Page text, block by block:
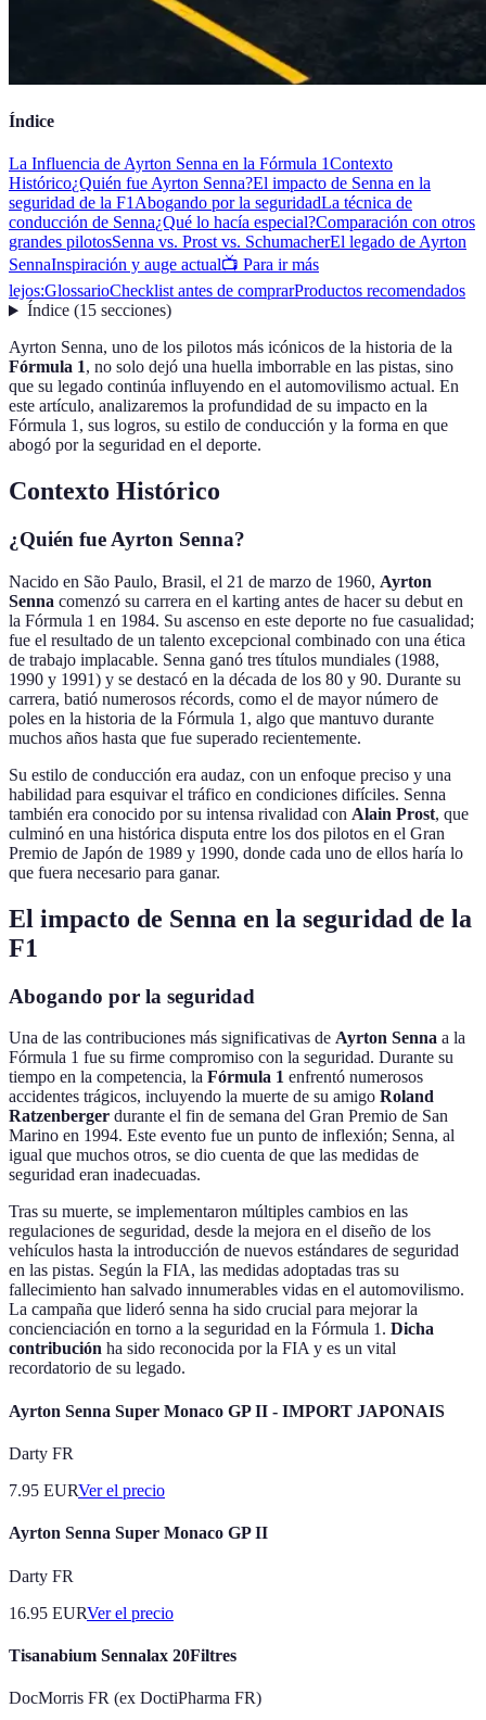
Índice
La Influencia de Ayrton Senna en la Fórmula 1Contexto
Histórico¿Quién fue Ayrton Senna?El impacto de Senna en la
seguridad de la F1Abogando por la seguridadLa técnica de
conducción de Senna¿Qué lo hacía especial?Comparación con otros
grandes pilotosSenna vs. Prost vs. SchumacherEl legado de Ayrton
SennaInspiración y auge actual📺 Para ir más
lejos:GlossarioChecklist antes de comprarProductos recomendados
Índice(15 secciones)
Ayrton Senna, uno de los pilotos más icónicos de la historia de la
Fórmula 1, no solo dejó una huella imborrable en las pistas, sino
que su legado continúa influyendo en el automovilismo actual. En
este artículo, analizaremos la profundidad de su impacto en la
Fórmula 1, sus logros, su estilo de conducción y la forma en que
abogó por la seguridad en el deporte.
Contexto Histórico
¿Quién fue Ayrton Senna?
Nacido en São Paulo, Brasil, el 21 de marzo de 1960, Ayrton
Senna comenzó su carrera en el karting antes de hacer su debut en
la Fórmula 1 en 1984. Su ascenso en este deporte no fue casualidad;
fue el resultado de un talento excepcional combinado con una ética
de trabajo implacable. Senna ganó tres títulos mundiales (1988,
1990 y 1991) y se destacó en la década de los 80 y 90. Durante su
carrera, batió numerosos récords, como el de mayor número de
poles en la historia de la Fórmula 1, algo que mantuvo durante
muchos años hasta que fue superado recientemente.
Su estilo de conducción era audaz, con un enfoque preciso y una
habilidad para esquivar el tráfico en condiciones difíciles. Senna
también era conocido por su intensa rivalidad con Alain Prost, que
culminó en una histórica disputa entre los dos pilotos en el Gran
Premio de Japón de 1989 y 1990, donde cada uno de ellos haría lo
que fuera necesario para ganar.
El impacto de Senna en la seguridad de la
F1
Abogando por la seguridad
Una de las contribuciones más significativas de Ayrton Senna a la
Fórmula 1 fue su firme compromiso con la seguridad. Durante su
tiempo en la competencia, la Fórmula 1 enfrentó numerosos
accidentes trágicos, incluyendo la muerte de su amigo Roland
Ratzenberger durante el fin de semana del Gran Premio de San
Marino en 1994. Este evento fue un punto de inflexión; Senna, al
igual que muchos otros, se dio cuenta de que las medidas de
seguridad eran inadecuadas.
Tras su muerte, se implementaron múltiples cambios en las
regulaciones de seguridad, desde la mejora en el diseño de los
vehículos hasta la introducción de nuevos estándares de seguridad
en las pistas. Según la FIA, las medidas adoptadas tras su
fallecimiento han salvado innumerables vidas en el automovilismo.
La campaña que lideró senna ha sido crucial para mejorar la
concienciación en torno a la seguridad en la Fórmula 1. Dicha
contribución ha sido reconocida por la FIA y es un vital
recordatorio de su legado.
Ayrton Senna Super Monaco GP II - IMPORT JAPONAIS
Darty FR
7.95 EURVer el precio
Ayrton Senna Super Monaco GP II
Darty FR
16.95 EURVer el precio
Tisanabium Sennalax 20Filtres
DocMorris FR (ex DoctiPharma FR)